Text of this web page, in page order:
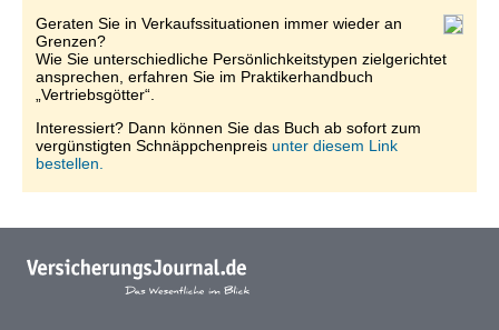
Geraten Sie in Verkaufssituationen immer wieder an
Grenzen?
Wie Sie unterschiedliche Persönlichkeitstypen zielgerichtet
ansprechen, erfahren Sie im Praktikerhandbuch
„Vertriebsgötter“.
Interessiert? Dann können Sie das Buch ab sofort zum
vergünstigten Schnäppchenpreis unter diesem Link
bestellen.